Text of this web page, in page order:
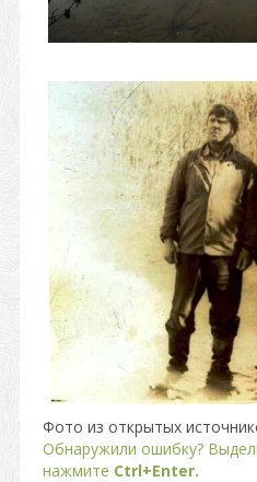
Фото из открытых
Обнаружили ошибку?
нажмите Ctrl+Enter.